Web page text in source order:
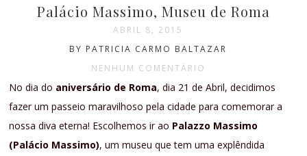
Palácio Massimo, Museu de Roma
ABRIL 8, 2015
BY PATRICIA CARMO BALTAZAR
NENHUM COMENTÁRIO
No dia do aniversário de Roma, dia 21 de Abril, decidimos
fazer um passeio maravilhoso pela cidade para comemorar a
nossa diva eterna! Escolhemos ir ao Palazzo Massimo
(Palácio Massimo), um museu que tem uma explêndida